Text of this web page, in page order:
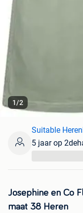
1/2
Josephine en Co
maat 38 Heren
Suitable
5 jaar op